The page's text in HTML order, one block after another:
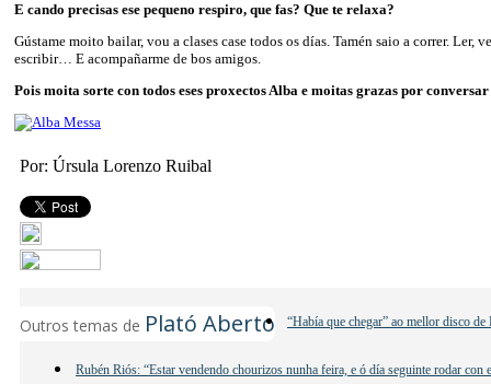
E cando precisas ese pequeno respiro, que fas? Que te relaxa?
Gústame moito bailar, vou a clases case todos os días. Tamén saio a correr. Ler,
escribir… E acompañarme de bos amigos.
Pois moita sorte con todos eses proxectos Alba e moitas grazas por
Por: Úrsula Lorenzo Ruibal
Outros temas de Plató Aberto “Había que chegar” ao mellor disco
Rubén Riós: “Estar vendendo chourizos nunha feira, e ó día seguinte rodar con